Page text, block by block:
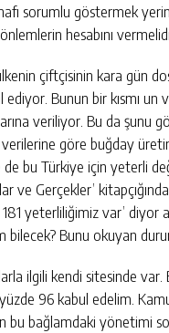
sorumlu göstermek
hesabını
çiftçisinin kara gün
Bunun bir kısmı un
veriliyor. Bu da şunu
göre buğday
bu Türkiye için yeterli
ve Gerçekler’
yeterliliğimiz var’ diyor
bilecek? Bunu okuyan
ilgili kendi sitesinde
96 kabul edelim.
bu bağlamdaki yönetimi